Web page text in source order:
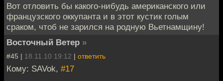
Вот отловить бы какого-нибудь американского или
французского оккупанта и в этот кустик голым
сраком, чтоб не зарился на родную Вьетнамщину!
Восточный Ветер »
#45 | 18.11.10 19:12 | ответить
Кому: SAVok, #17